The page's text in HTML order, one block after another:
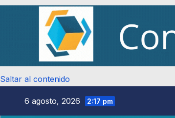
Saltar al contenido
6 agosto, 2026 2:17 pm